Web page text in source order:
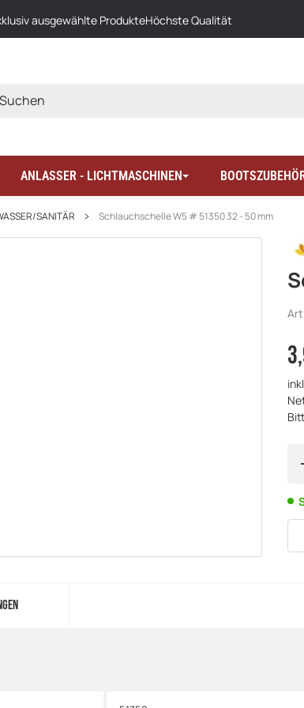
ausgewählte ProdukteHöchste Qualität
ANLASSER - LICHTMASCHINEN
SANITÄR Schlauchschelle W5 # 51350 32 - 50 mm